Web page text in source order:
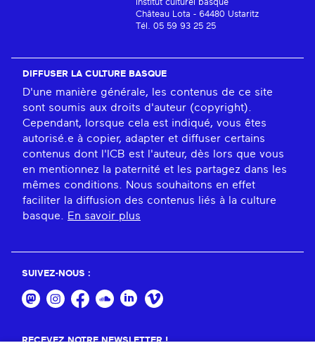
Institut culturel basque
Château Lota - 64480 Ustaritz
Tél. 05 59 93 25 25
DIFFUSER LA CULTURE BASQUE
D'une manière générale, les contenus de ce site
sont soumis aux droits d'auteur (copyright).
Cependant, lorsque cela est indiqué, vous êtes
autorisé.e à copier, adapter et diffuser certains
contenus dont l'ICB est l'auteur, dès lors que vous
en mentionnez la paternité et les partagez dans les
mêmes conditions. Nous souhaitons en effet
faciliter la diffusion des contenus liés à la culture
basque.
En savoir plus
SUIVEZ-NOUS :
RECEVEZ NOTRE NEWSLETTER !